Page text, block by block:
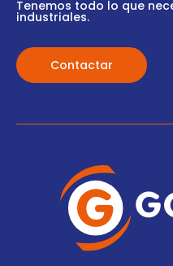
Tenemos todo lo que
industriales.
Contactar